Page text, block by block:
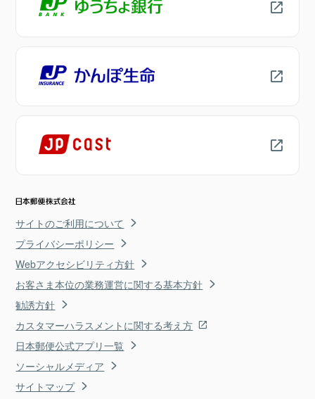
サイトのご利用について
プライバシーポリシー
Webアクセシビリティ方針
お客さま本位の業務運営に関する基本方針
勧誘方針
カスタマーハラスメントに関する考え方
日本郵便公式アプリ一覧
ソーシャルメディア
サイトマップ